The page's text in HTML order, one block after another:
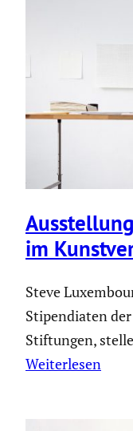
Ausstel­lung
im
Steve
Stipendiaten
Stiftungen,
Weiterlesen